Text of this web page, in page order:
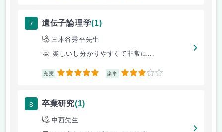
7 遺伝子論理学(1)
三木谷秀平先生
楽しいし分かりやすくて非常に...
充実 5 楽単 3
8 卒業研究(1)
中西先生